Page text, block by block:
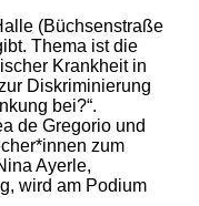
(Büchsenstraße
Thema ist die
Krankheit in
Diskriminierung
bei?“.
de Gregorio und
zum
Ayerle,
wird am Podium